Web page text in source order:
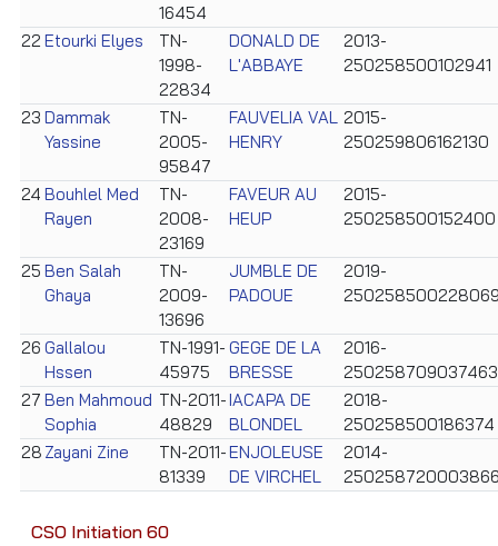
16454
22 Etourki Elyes
TN-
1998-
22834
DONALD DE
L'ABBAYE
2013-
250258500102941
23 Dammak
Yassine
TN-
2005-
95847
FAUVELIA VAL
HENRY
2015-
250259806162130
24 Bouhlel Med
Rayen
TN-
2008-
23169
FAVEUR AU
HEUP
2015-
250258500152400
25 Ben Salah
Ghaya
TN-
2009-
13696
JUMBLE DE
PADOUE
2019-
26 Gallalou
Hssen
TN-1991-
45975
GEGE DE LA
BRESSE
2016-
250258709037463
27 Ben Mahmoud
Sophia
TN-2011-
48829
IACAPA DE
BLONDEL
2018-
250258500186374
28 Zayani Zine
TN-2011-
81339
ENJOLEUSE
DE VIRCHEL
2014-
CSO Initiation 60